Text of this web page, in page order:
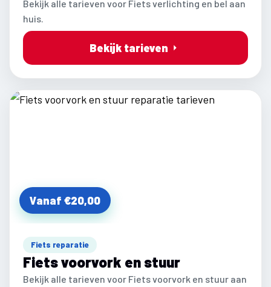
Bekijk alle tarieven voor Fiets verlichting en bel aan
huis.
Bekijk tarieven
Vanaf €20,00
Fiets reparatie
Fiets voorvork en stuur
Bekijk alle tarieven voor Fiets voorvork en stuur aan